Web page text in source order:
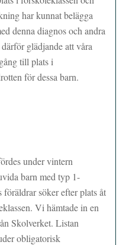
har kunnat belägga
denna diagnos och andra
glädjande att våra
till plats i
för dessa barn.
under vintern
barn med typ 1-
föräldrar söker efter plats åt
Vi hämtade in en
Skolverket. Listan
obligatorisk